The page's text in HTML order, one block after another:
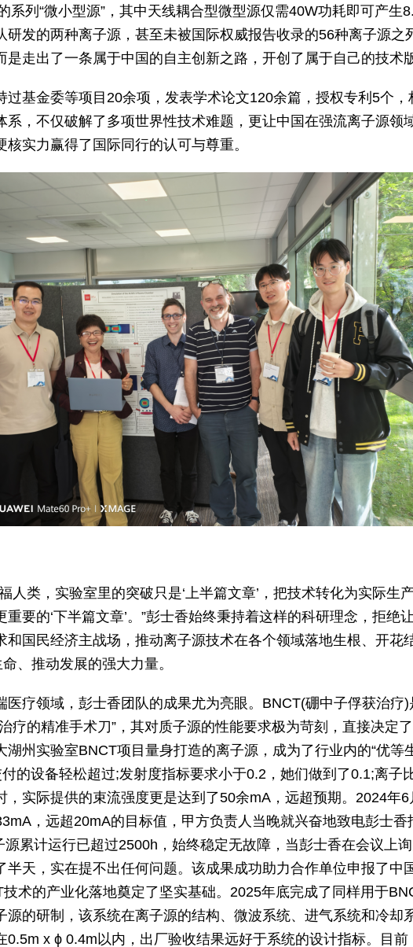
系列“微小型源”，其中天线耦合型微型源仅需40W功耗即可产生
研发的两种离子源，甚至未被国际权威报告收录的56种离子源之
走出了一条属于中国的自主创新之路，开创了属于自己的技术
过基金委等项目20余项，发表学术论文120余篇，授权专利5个
系，不仅破解了多项世界性技术难题，更让中国在强流离子源领
实力赢得了国际同行的认可与尊重。
人类，实验室里的突破只是‘上半篇文章’，把技术转化为实际生
要的‘下半篇文章’。”彭士香始终秉持着这样的科研理念，拒绝
和国民经济主战场，推动离子源技术在各个领域落地生根、开花
、推动发展的强大力量。
医疗领域，彭士香团队的成果尤为亮眼。BNCT(硼中子俘获治疗
疗的精准手术刀”，其对质子源的性能要求极为苛刻，直接决定
州实验室BNCT项目量身打造的离子源，成为了行业内的“优等
的设备轻松超过;发射度指标要求小于0.2，她们做到了0.1;离子
实际提供的束流强度更是达到了50余mA，远超预期。2024年6
，远超20mA的目标值，甲方负责人当晚就兴奋地致电彭士香
累计运行已超过2500h，始终稳定无故障，当彭士香在会议上
半天，实在提不出任何问题。该成果成功助力合作单位申报了中
术的产业化落地奠定了坚实基础。2025年底完成了同样用于
源的研制，该系统在离子源的结构、微波系统、进气系统和冷却
0.5m x ϕ 0.4m以内，出厂验收结果远好于系统的设计指标。目